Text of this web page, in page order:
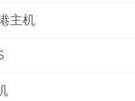
主机